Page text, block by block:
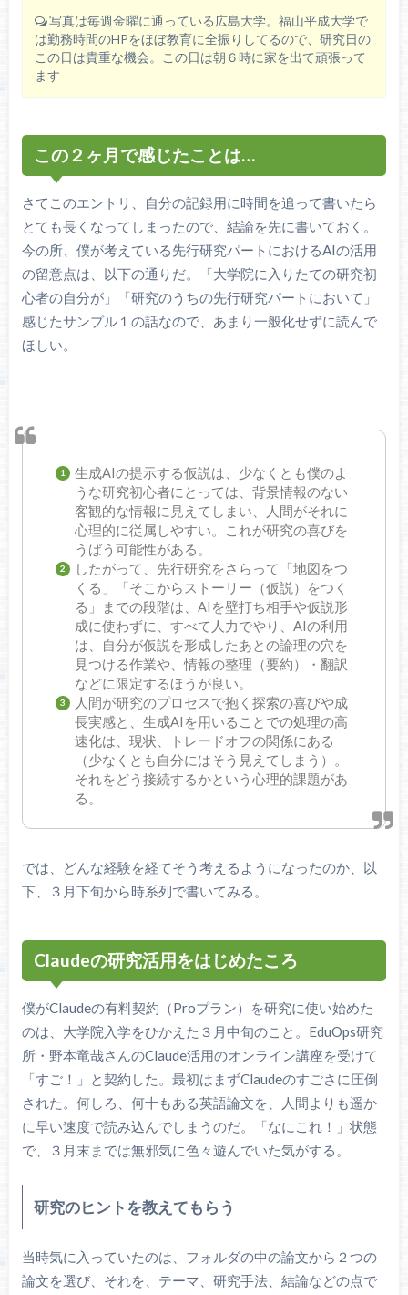
写真は毎週金曜に通っている広島大学。福山平成大学で
は勤務時間のHPをほぼ教育に全振りしてるので、研究日の
この日は貴重な機会。この日は朝６時に家を出て頑張って
ます
この２ヶ月で感じたことは…
さてこのエントリ、自分の記録用に時間を追って書いたら
とても長くなってしまったので、結論を先に書いておく。
今の所、僕が考えている先行研究パートにおけるAIの活用
の留意点は、以下の通りだ。「大学院に入りたての研究初
心者の自分が」「研究のうちの先行研究パートにおいて」
感じたサンプル１の話なので、あまり一般化せずに読んで
ほしい。
生成AIの提示する仮説は、少なくとも僕のよ
うな研究初心者にとっては、背景情報のない
客観的な情報に見えてしまい、人間がそれに
心理的に従属しやすい。これが研究の喜びを
うばう可能性がある。
したがって、先行研究をさらって「地図をつ
くる」「そこからストーリー（仮説）をつく
る」までの段階は、AIを壁打ち相手や仮説形
成に使わずに、すべて人力でやり、AIの利用
は、自分が仮説を形成したあとの論理の穴を
見つける作業や、情報の整理（要約）・翻訳
などに限定するほうが良い。
人間が研究のプロセスで抱く探索の喜びや成
長実感と、生成AIを用いることでの処理の高
速化は、現状、トレードオフの関係にある
（少なくとも自分にはそう見えてしまう）。
それをどう接続するかという心理的課題があ
る。
では、どんな経験を経てそう考えるようになったのか、以
下、３月下旬から時系列で書いてみる。
Claudeの研究活用をはじめたころ
僕がClaudeの有料契約（Proプラン）を研究に使い始めた
のは、大学院入学をひかえた３月中旬のこと。EduOps研究
所・野本竜哉さんのClaude活用のオンライン講座を受けて
「すご！」と契約した。最初はまずClaudeのすごさに圧倒
された。何しろ、何十もある英語論文を、人間よりも遥か
に早い速度で読み込んでしまうのだ。「なにこれ！」状態
で、３月末までは無邪気に色々遊んでいた気がする。
研究のヒントを教えてもらう
当時気に入っていたのは、フォルダの中の論文から２つの
論文を選び、それを、テーマ、研究手法、結論などの点で